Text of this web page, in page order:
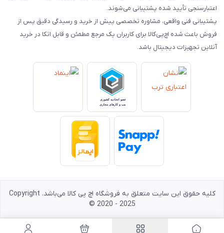
اعتبارسنجی تأیید شده پشتیبانی می‌شوند.
پشتیبانی فنی واقعی، مشاوره تخصصی پیش از خرید و رسیدگی دقیق پس از
فروش باعث شده اچ‌پی‌کالا برای کاربران یک مرجع مطمئن و قابل اتکا در خرید
آنلاین تجهیزات دیجیتال باشد.
کلیه حقوق این سایت متعلق به فروشگاه اچ پی کالا می‌باشد. Copyright
© 2020 - 2025